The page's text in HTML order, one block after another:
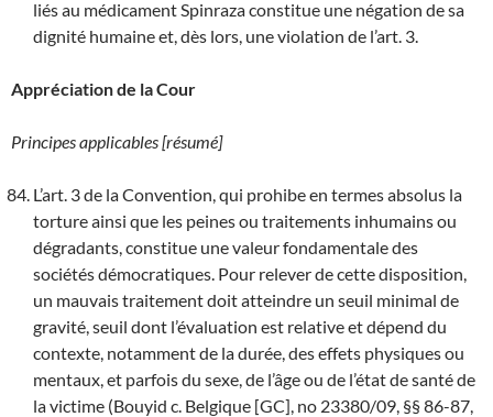
liés au médicament Spinraza constitue une négation de sa
dignité humaine et, dès lors, une violation de l’art. 3.
Appréciation de la Cour
Principes applicables [résumé]
L’art. 3 de la Convention, qui prohibe en termes absolus la
torture ainsi que les peines ou traitements inhumains ou
dégradants, constitue une valeur fondamentale des
sociétés démocratiques. Pour relever de cette disposition,
un mauvais traitement doit atteindre un seuil minimal de
gravité, seuil dont l’évaluation est relative et dépend du
contexte, notamment de la durée, des effets physiques ou
mentaux, et parfois du sexe, de l’âge ou de l’état de santé de
la victime (Bouyid c. Belgique [GC], no 23380/09, §§ 86-87,